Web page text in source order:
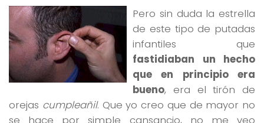
Pero sin duda la estrella
de este tipo de putadas
infantiles que
fastidiaban un hecho
que en principio era
bueno, era el tirón de
orejas cumpleañil. Que yo creo que de mayor no